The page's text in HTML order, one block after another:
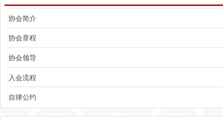
协会简介
协会章程
协会领导
入会流程
自律公约